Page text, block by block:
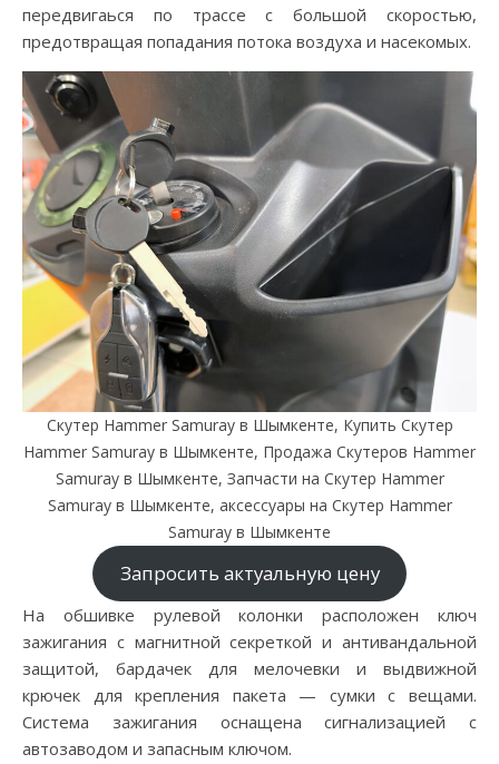
передвигаься по трассе с большой скоростью,
предотвращая попадания потока воздуха и насекомых.
Скутер Hammer Samuray в Шымкенте, Купить Скутер
Hammer Samuray в Шымкенте, Продажа Скутеров Hammer
Samuray в Шымкенте, Запчасти на Скутер Hammer
Samuray в Шымкенте, аксессуары на Скутер Hammer
Samuray в Шымкенте
Запросить актуальную цену
На обшивке рулевой колонки расположен ключ
зажигания с магнитной секреткой и антивандальной
защитой, бардачек для мелочевки и выдвижной
крючек для крепления пакета — сумки с вещами.
Система зажигания оснащена сигнализацией с
автозаводом и запасным ключом.